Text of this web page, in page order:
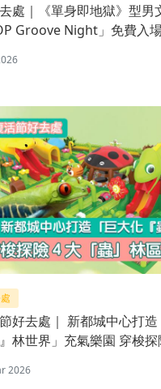
處｜《單身即地獄》型男
Groove Night」免費入
好去處｜ 新都城中心打
』林世界」充氣樂園 穿梭
2026